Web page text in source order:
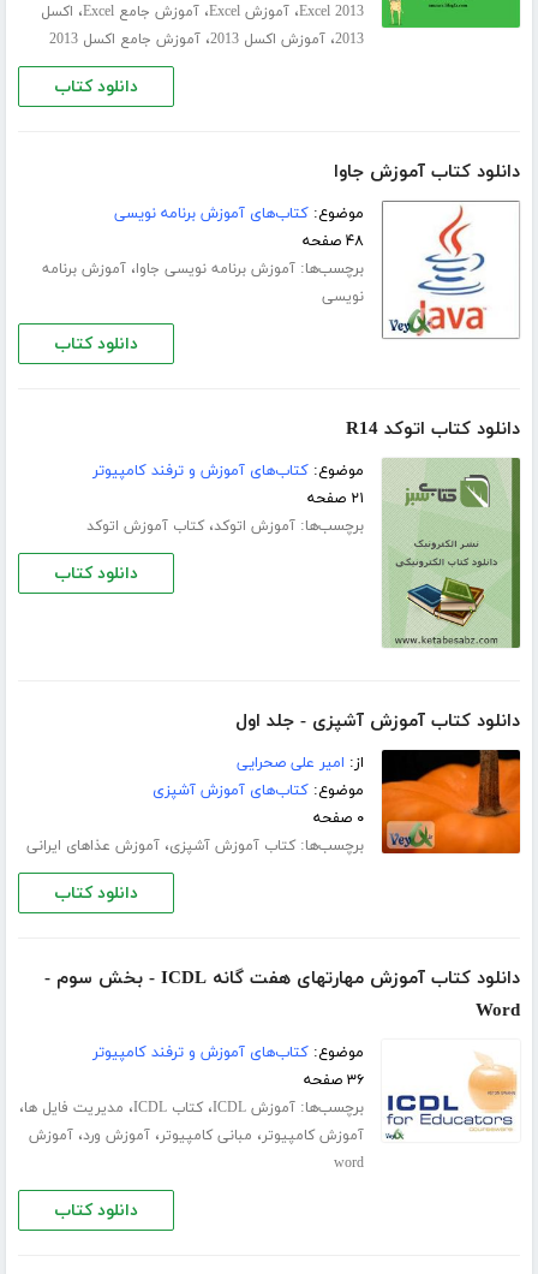
Excel 2013،آموزش Excel ،آموزش جامع Excel ، اکسل
2013،آموزش اکسل 2013 ،آموزش جامع اکسل 2013
دانلود کتاب
دانلود کتاب آموزش جاوا
موضوع:کتاب‌های آموزش برنامه نویسی
۴۸ صفحه
برچسب‌ها:آموزش برنامه نویسی جاوا،آموزش برنامه
نویسی
دانلود کتاب
دانلود کتاب اتوکد R14
موضوع:کتاب‌های آموزش و ترفند کامپیوتر
۲۱ صفحه
برچسب‌ها:آموزش اتوکد،کتاب آموزش اتوکد
دانلود کتاب
دانلود کتاب آموزش آشپزی - جلد اول
از: امیر علی صحرایی
موضوع:کتاب‌های آموزش آشپزی
۰ صفحه
برچسب‌ها:کتاب آموزش آشپزی،آموزش عذاهای ایرانی
دانلود کتاب
دانلود کتاب آموزش مهارتهای هفت گانه ICDL - بخش سوم -
Word
موضوع:کتاب‌های آموزش و ترفند کامپیوتر
۳۶ صفحه
برچسب‌ها:آموزش ICDL ،کتاب ICDL ، مدیریت فایل ها،
آموزش کامپیوتر، مبانی کامپیوتر،آموزش ورد،آموزش
word
دانلود کتاب